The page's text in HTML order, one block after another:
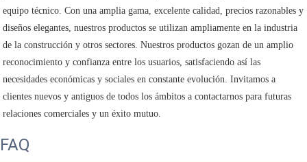
equipo técnico. Con una amplia gama, excelente calidad, precios razonables y
diseños elegantes, nuestros productos se utilizan ampliamente en la industria
de la construcción y otros sectores. Nuestros productos gozan de un amplio
reconocimiento y confianza entre los usuarios, satisfaciendo así las
necesidades económicas y sociales en constante evolución. Invitamos a
clientes nuevos y antiguos de todos los ámbitos a contactarnos para futuras
relaciones comerciales y un éxito mutuo.
FAQ